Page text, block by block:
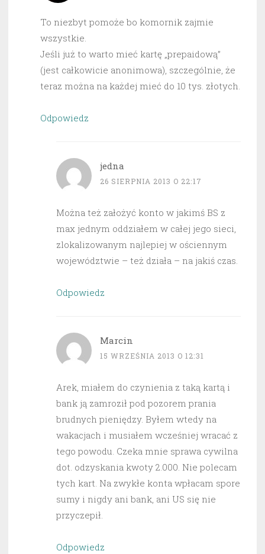
To niezbyt pomoże bo komornik zajmie
wszystkie.
Jeśli już to warto mieć kartę „prepaidową”
(jest całkowicie anonimowa), szczególnie, że
teraz można na każdej mieć do 10 tys. złotych.
Odpowiedz
jedna
26 SIERPNIA 2013 O 22:17
Można też założyć konto w jakimś BS z
max jednym oddziałem w całej jego sieci,
zlokalizowanym najlepiej w ościennym
województwie – też działa – na jakiś czas.
Odpowiedz
Marcin
15 WRZEŚNIA 2013 O 12:31
Arek, miałem do czynienia z taką kartą i
bank ją zamroził pod pozorem prania
brudnych pieniędzy. Byłem wtedy na
wakacjach i musiałem wcześniej wracać z
tego powodu. Czeka mnie sprawa cywilna
dot. odzyskania kwoty 2.000. Nie polecam
tych kart. Na zwykłe konta wpłacam spore
sumy i nigdy ani bank, ani US się nie
przyczepił.
Odpowiedz